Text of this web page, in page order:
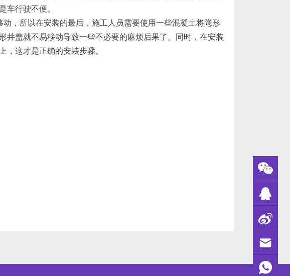
车行驶不便。
，所以在安装的最后，施工人员需要使用一些混凝土将隐形
井盖就不易移动导致一些不必要的麻烦后果了。同时，在安装
，这才是正确的安装步骤。